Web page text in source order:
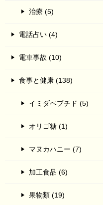
治療 (5)
電話占い (4)
電車事故 (10)
食事と健康 (138)
イミダペプチド (5)
オリゴ糖 (1)
マヌカハニー (7)
加工食品 (6)
果物類 (19)